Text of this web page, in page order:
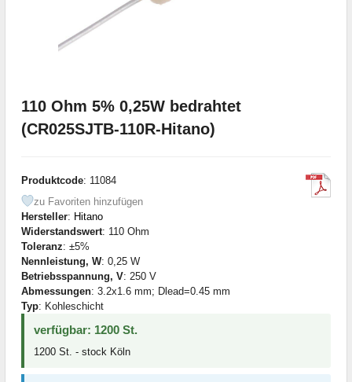
110 Ohm 5% 0,25W bedrahtet
(CR025SJTB-110R-Hitano)
Produktcode: 11084
zu Favoriten hinzufügen
Hersteller: Hitano
Widerstandswert: 110 Ohm
Toleranz: ±5%
Nennleistung, W: 0,25 W
Betriebsspannung, V: 250 V
Abmessungen: 3.2x1.6 mm; Dlead=0.45 mm
Typ: Kohleschicht
verfügbar: 1200 St.
1200 St. - stock Köln